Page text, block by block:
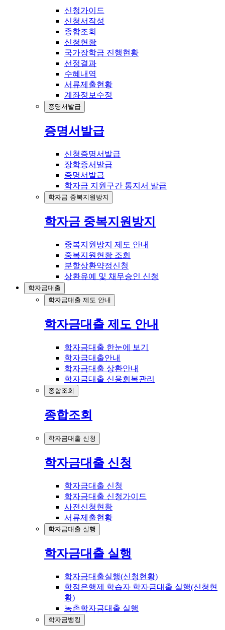
신청가이드
신청서작성
종합조회
신청현황
국가장학금 진행현황
선정결과
수혜내역
서류제출현황
계좌정보수정
증명서발급
증명서발급
신청증명서발급
장학증서발급
증명서발급
학자금 지원구간 통지서 발급
학자금 중복지원방지
학자금 중복지원방지
중복지원방지 제도 안내
중복지원현황 조회
분할상환약정신청
상환유예 및 채무승인 신청
학자금대출
학자금대출 제도 안내
학자금대출 제도 안내
학자금대출 한눈에 보기
학자금대출안내
학자금대출 상환안내
학자금대출 신용회복관리
종합조회
종합조회
학자금대출 신청
학자금대출 신청
학자금대출 신청
학자금대출 신청가이드
사전신청현황
서류제출현황
학자금대출 실행
학자금대출 실행
학자금대출실행(신청현황)
학점은행제 학습자 학자금대출 실행(신청현
황)
농촌학자금대출 실행
학자금뱅킹